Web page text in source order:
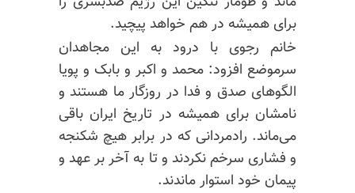
برای همیشه در هم خواهد پیچید.
خانم رجوی با درود به این مجاهدان
سرموضع افزود: محمد و اکبر و بابک و پویا
الگوهای صدق و فدا در روزگار ما هستند و
نامشان برای همیشه در تاریخ ایران باقی
می‌ماند. رادمردانی که در برابر هیچ شکنجه
و فشاری سرخم نکردند و تا به آخر بر عهد و
پیمان خود استوار ماندند.